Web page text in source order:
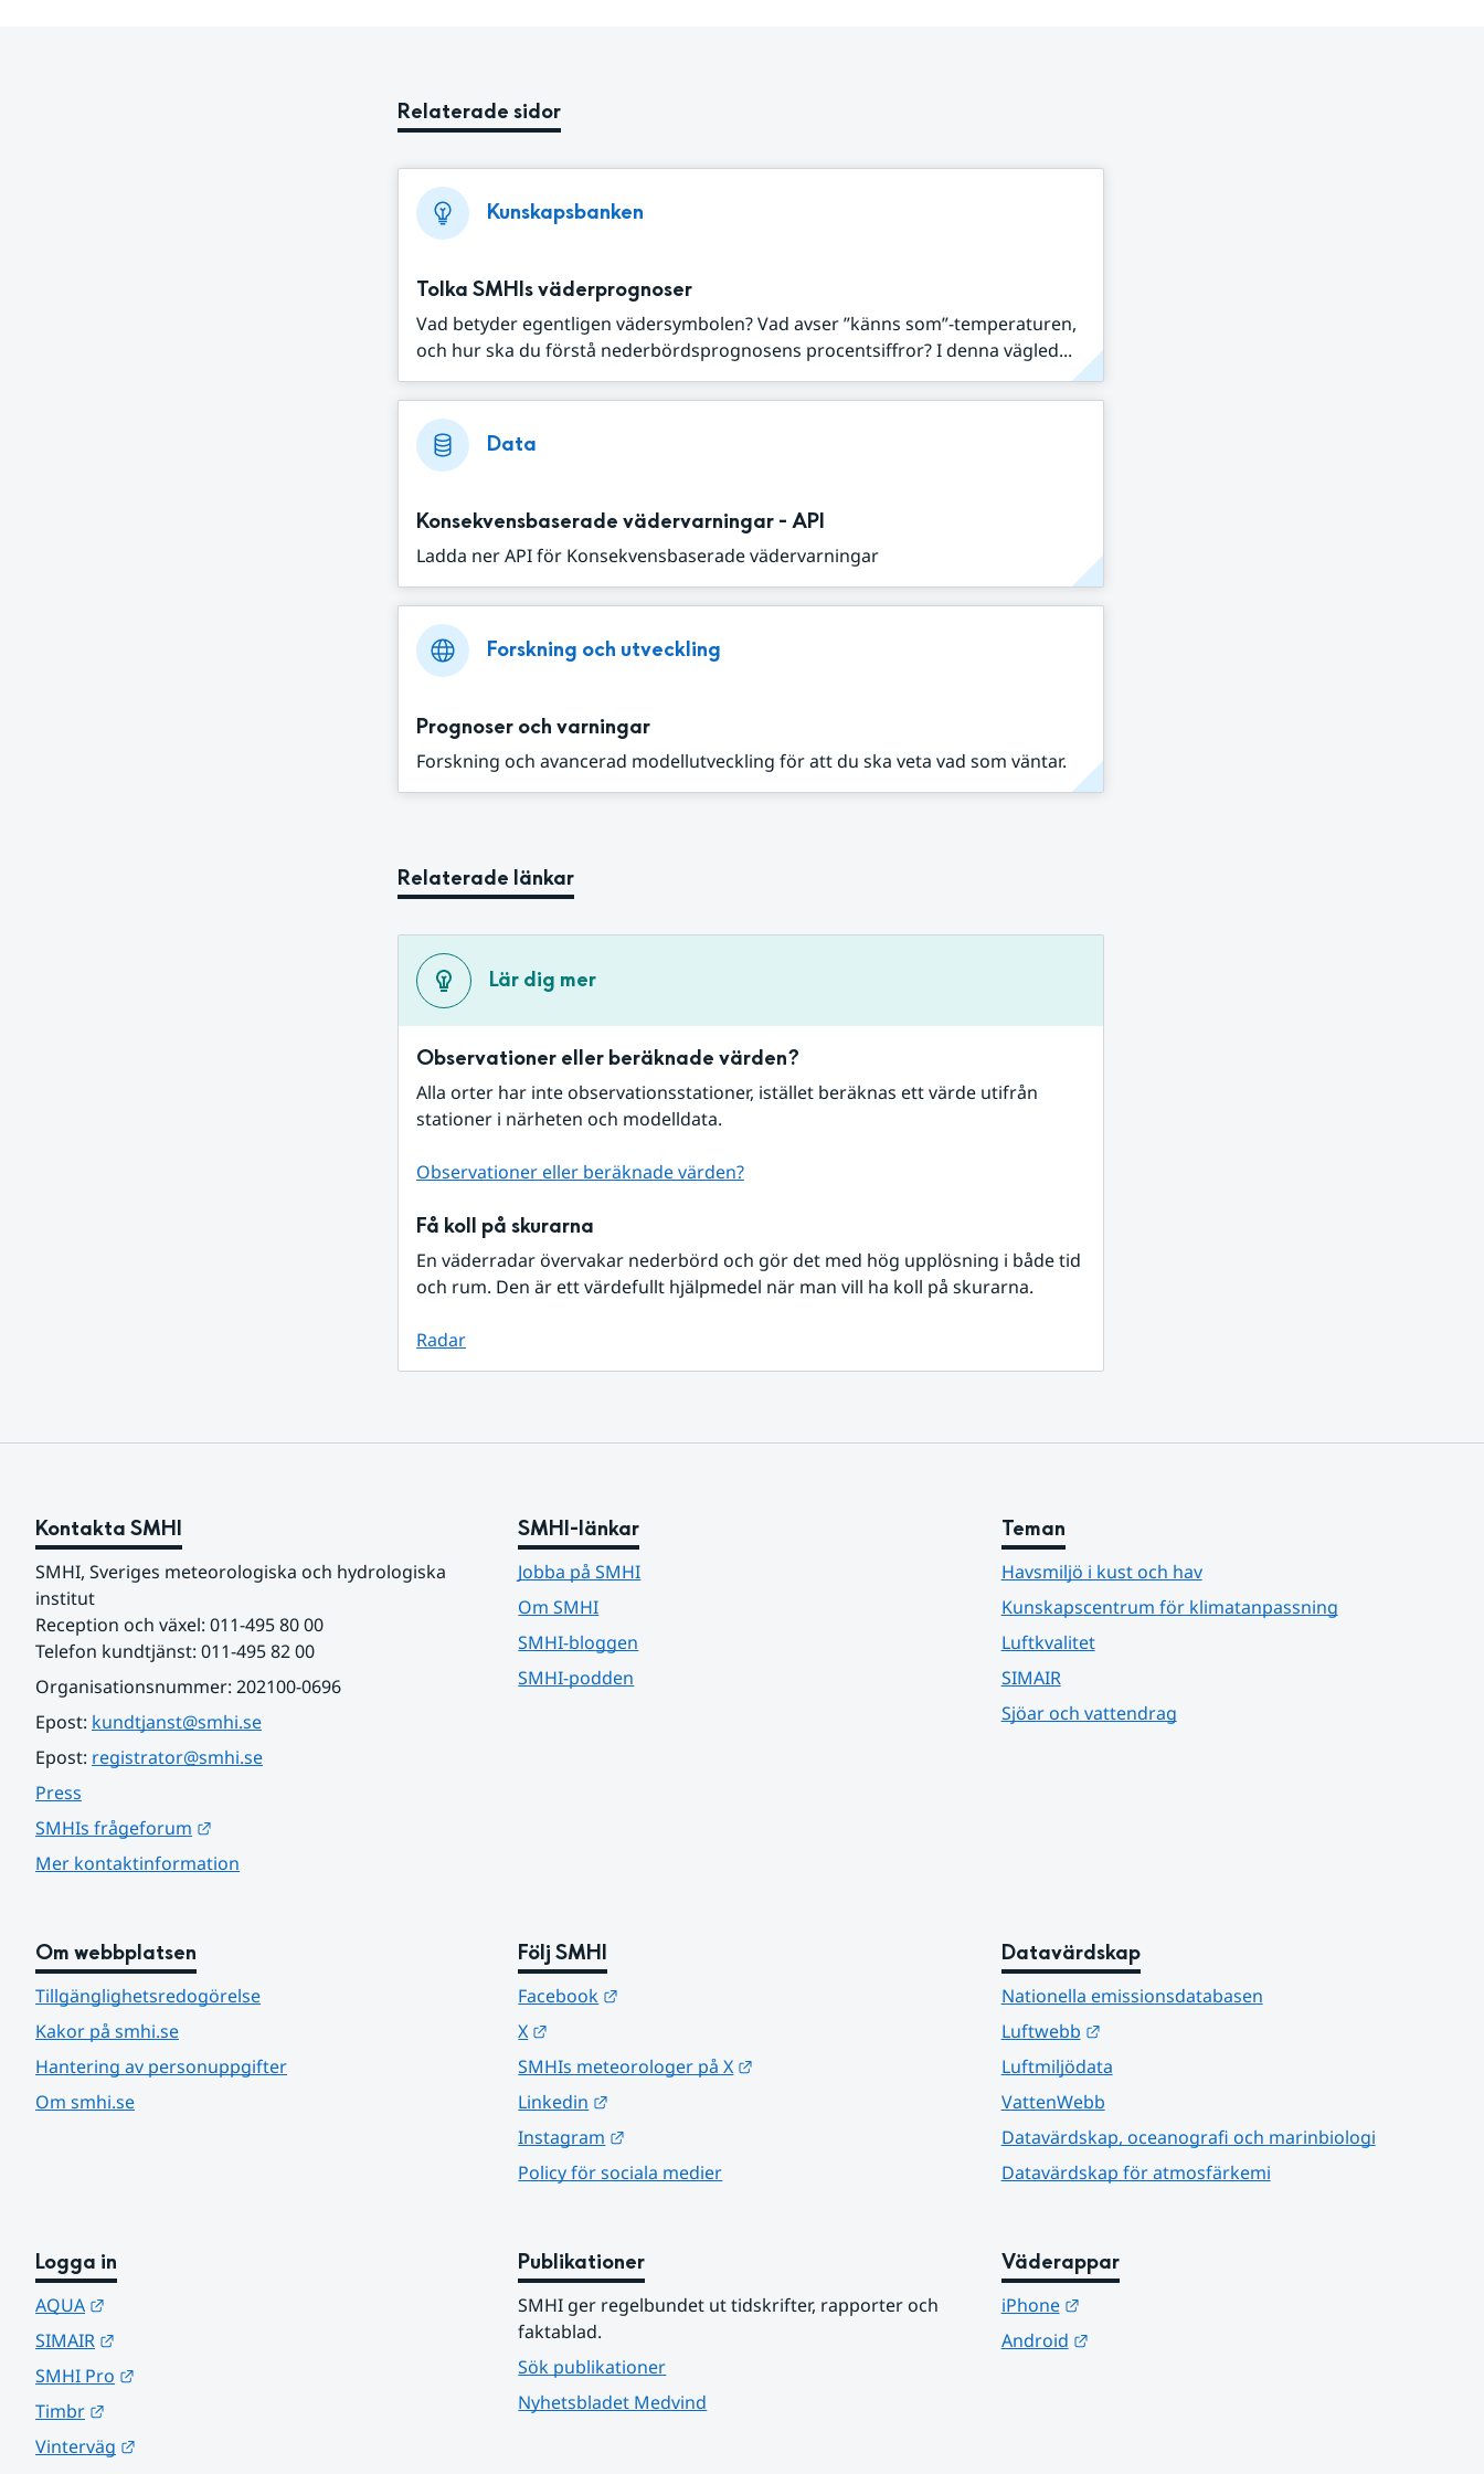
Relaterade sidor
Kunskapsbanken
Tolka SMHIs väderprognoser
Vad betyder egentligen vädersymbolen? Vad avser ”känns som”-temperaturen,
och hur ska du förstå nederbördsprognosens procentsiffror? I denna vägled...
Data
Konsekvensbaserade vädervarningar - API
Ladda ner API för Konsekvensbaserade vädervarningar
Forskning och utveckling
Prognoser och varningar
Forskning och avancerad modellutveckling för att du ska veta vad som väntar.
Relaterade länkar
Lär dig mer
Observationer eller beräknade värden?
Alla orter har inte observationsstationer, istället beräknas ett värde utifrån
stationer i närheten och modelldata.
Observationer eller beräknade värden?
Få koll på skurarna
En väderradar övervakar nederbörd och gör det med hög upplösning i både tid
och rum. Den är ett värdefullt hjälpmedel när man vill ha koll på skurarna.
Radar
Kontakta SMHI
SMHI, Sveriges meteorologiska och hydrologiska
institut
Reception och växel: 011-495 80 00
Telefon kundtjänst: 011-495 82 00
Organisationsnummer: 202100-0696
Epost: kundtjanst@smhi.se
Epost: registrator@smhi.se
Press
SMHIs frågeforum
Mer kontaktinformation
SMHI-länkar
Jobba på SMHI
Om SMHI
SMHI-bloggen
SMHI-podden
Teman
Havsmiljö i kust och hav
Kunskapscentrum för klimatanpassning
Luftkvalitet
SIMAIR
Sjöar och vattendrag
Om webbplatsen
Tillgänglighetsredogörelse
Kakor på smhi.se
Hantering av personuppgifter
Om smhi.se
Följ SMHI
Facebook
X
SMHIs meteorologer på X
Linkedin
Instagram
Policy för sociala medier
Datavärdskap
Nationella emissionsdatabasen
Luftwebb
Länk till annan webbplats.
Luftmiljödata
VattenWebb
Datavärdskap, oceanografi och marinbiologi
Datavärdskap för atmosfärkemi
Logga in
AQUA
SIMAIR
SMHI Pro
Timbr
Vinterväg
Publikationer
SMHI ger regelbundet ut tidskrifter, rapporter och
faktablad.
Sök publikationer
Nyhetsbladet Medvind
Väderappar
iPhone
Länk till annan webbplats.
Android
Länk till annan webbplats.